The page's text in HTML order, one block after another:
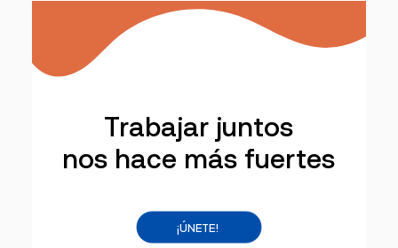
Trabajar juntos
nos hace más fuertes
¡ÚNETE!